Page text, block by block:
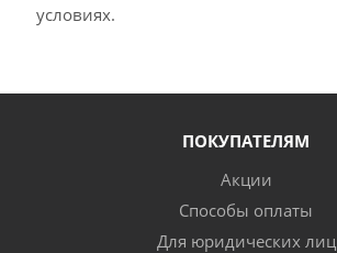
условиях.
ПОКУПАТЕЛЯМ
Акции
Способы оплаты
Для юридических лиц